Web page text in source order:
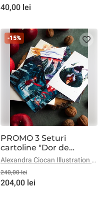
40,00 lei
-15%
PROMO 3 Seturi
cartoline "Dor de
poezie"
Alexandra Ciocan Illustration & Visual Design
240,00 lei
204,00 lei